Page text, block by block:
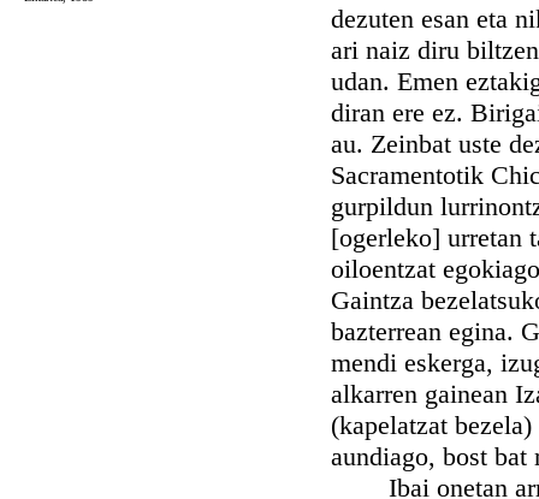
dezuten esan eta
ari naiz diru
udan. Emen
diran ere ez.
au. Zeinbat uste
Sacramentotik
gurpildun
[ogerleko] urretan
oiloentzat
Gaintza
bazterrean egina.
mendi eskerga,
alkarren gainean
(kapelatzat
aundiago, bost
Ibai onetan